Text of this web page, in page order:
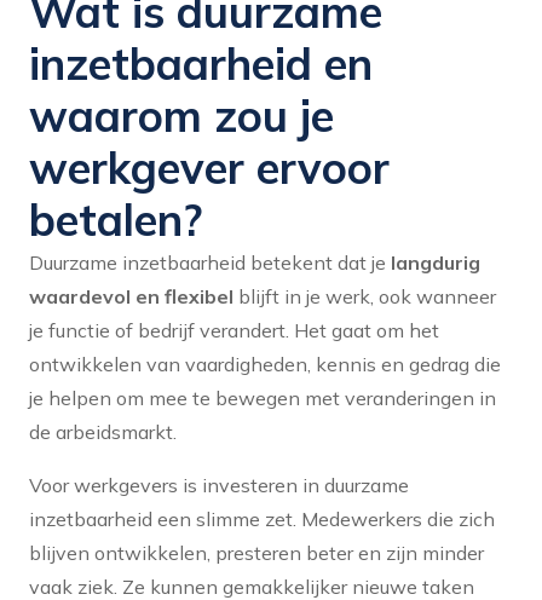
Wat is duurzame
inzetbaarheid en
waarom zou je
werkgever ervoor
betalen?
Duurzame inzetbaarheid betekent dat je langdurig
waardevol en flexibel blijft in je werk, ook wanneer
je functie of bedrijf verandert. Het gaat om het
ontwikkelen van vaardigheden, kennis en gedrag die
je helpen om mee te bewegen met veranderingen in
de arbeidsmarkt.
Voor werkgevers is investeren in duurzame
inzetbaarheid een slimme zet. Medewerkers die zich
blijven ontwikkelen, presteren beter en zijn minder
vaak ziek. Ze kunnen gemakkelijker nieuwe taken